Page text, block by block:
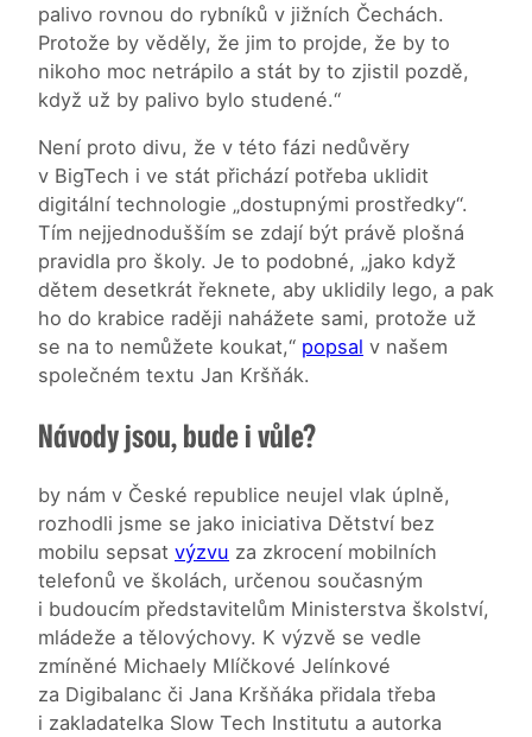
palivo rovnou do rybníků v jižních Čechách.
Protože by věděly, že jim to projde, že by to
nikoho moc netrápilo a stát by to zjistil pozdě,
když už by palivo bylo studené.“
Není proto divu, že v této fázi nedůvěry
v BigTech i ve stát přichází potřeba uklidit
digitální technologie „dostupnými prostředky“.
Tím nejjednodušším se zdají být právě plošná
pravidla pro školy. Je to podobné, „jako když
dětem desetkrát řeknete, aby uklidily lego, a pak
ho do krabice raději nahážete sami, protože už
se na to nemůžete koukat,“ popsal v našem
společném textu Jan Kršňák.
Návody jsou, bude i vůle?
by nám v České republice neujel vlak úplně,
rozhodli jsme se jako iniciativa Dětství bez
mobilu sepsat výzvu za zkrocení mobilních
telefonů ve školách, určenou současným
i budoucím představitelům Ministerstva školství,
mládeže a tělovýchovy. K výzvě se vedle
zmíněné Michaely Mlíčkové Jelínkové
za Digibalanc či Jana Kršňáka přidala třeba
i zakladatelka Slow Tech Institutu a autorka